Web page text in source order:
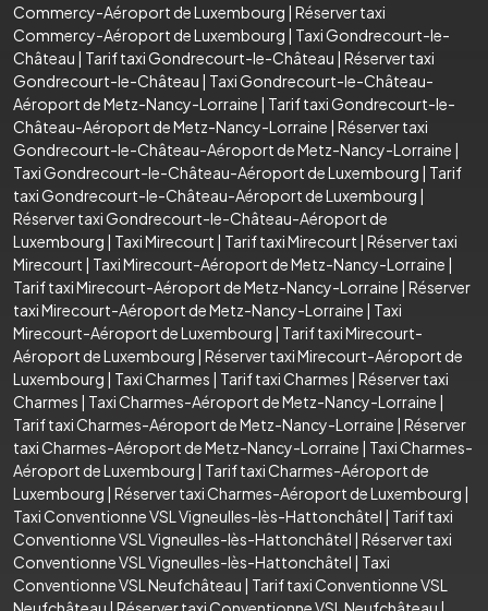
Commercy-Aéroport de Luxembourg | Réserver taxi
Commercy-Aéroport de Luxembourg | Taxi Gondrecourt-le-
Château | Tarif taxi Gondrecourt-le-Château | Réserver taxi
Gondrecourt-le-Château | Taxi Gondrecourt-le-Château-
Aéroport de Metz-Nancy-Lorraine | Tarif taxi Gondrecourt-le-
Château-Aéroport de Metz-Nancy-Lorraine | Réserver taxi
Gondrecourt-le-Château-Aéroport de Metz-Nancy-Lorraine |
Taxi Gondrecourt-le-Château-Aéroport de Luxembourg | Tarif
taxi Gondrecourt-le-Château-Aéroport de Luxembourg |
Réserver taxi Gondrecourt-le-Château-Aéroport de
Luxembourg | Taxi Mirecourt | Tarif taxi Mirecourt | Réserver taxi
Mirecourt | Taxi Mirecourt-Aéroport de Metz-Nancy-Lorraine |
Tarif taxi Mirecourt-Aéroport de Metz-Nancy-Lorraine | Réserver
taxi Mirecourt-Aéroport de Metz-Nancy-Lorraine | Taxi
Mirecourt-Aéroport de Luxembourg | Tarif taxi Mirecourt-
Aéroport de Luxembourg | Réserver taxi Mirecourt-Aéroport de
Luxembourg | Taxi Charmes | Tarif taxi Charmes | Réserver taxi
Charmes | Taxi Charmes-Aéroport de Metz-Nancy-Lorraine |
Tarif taxi Charmes-Aéroport de Metz-Nancy-Lorraine | Réserver
taxi Charmes-Aéroport de Metz-Nancy-Lorraine | Taxi Charmes-
Aéroport de Luxembourg | Tarif taxi Charmes-Aéroport de
Luxembourg | Réserver taxi Charmes-Aéroport de Luxembourg |
Taxi Conventionne VSL Vigneulles-lès-Hattonchâtel | Tarif taxi
Conventionne VSL Vigneulles-lès-Hattonchâtel | Réserver taxi
Conventionne VSL Vigneulles-lès-Hattonchâtel | Taxi
Conventionne VSL Neufchâteau | Tarif taxi Conventionne VSL